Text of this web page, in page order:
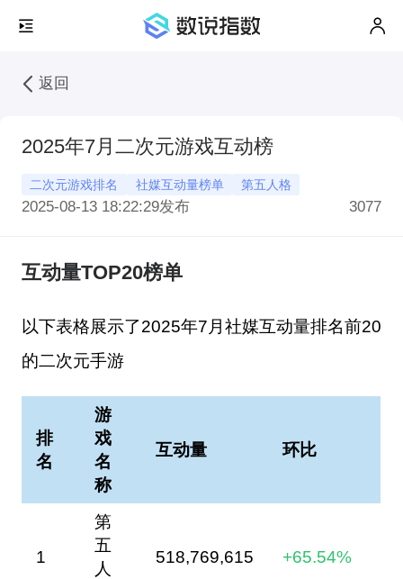
返回
2025年7月二次元游戏互动榜
二次元游戏排名 社媒互动量榜单 第五人格
2025-08-13 18:22:29发布 3077
互动量TOP20榜单
以下表格展示了2025年7月社媒互动量排名前20
的二次元手游
排
名
游
戏
名
称
互动量 环比
1
第
五
人
518,769,615 +65.54%